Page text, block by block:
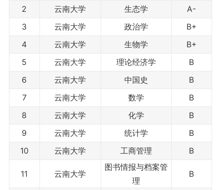
2
云南大学 生态学
A-
3
云南大学 政治学
B+
4
云南大学 生物学
B+
5
云南大学 理论经济学
B
6
云南大学 中国史
B
7
云南大学 数学
B
8
云南大学 化学
B
9
云南大学 统计学
B
10
云南大学 工商管理 B
11 云南大学
图书情报与档案管
理
B